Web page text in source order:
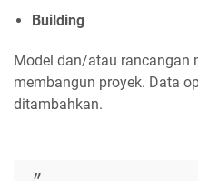
Building
Model dan/atau rancangan
membangun proyek. Data
ditambahkan.